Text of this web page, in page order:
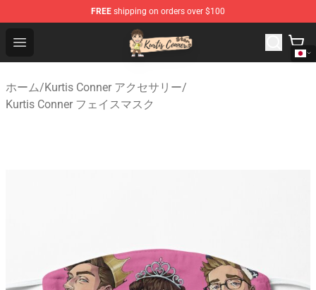
FREE shipping on orders over $100
Open menu
Kurtis Conner Store - Official Kurtis Conner Merchandise
ホーム/Kurtis Conner アクセサリー/
Kurtis Conner フェイスマスク